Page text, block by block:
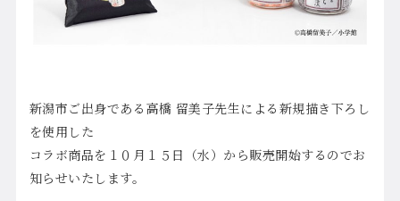
新潟市ご出身である高橋 留美子先生による新規描き下ろし
を使用した
コラボ商品を１０月１５日（水）から販売開始するのでお
知らせいたします。